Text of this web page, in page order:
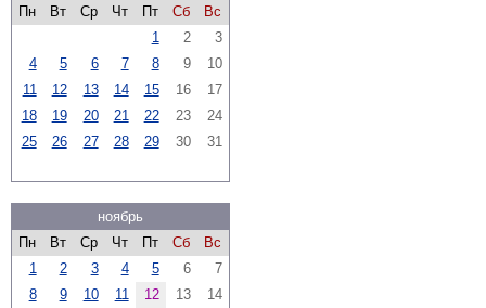
Пн
Вт Ср Чт Пт Сб
Вс
1
2
3
4
5 6 7 8 9
10
11
12 13 14 15 16
17
18
19 20 21 22 23
24
25
26 27 28 29 30 31
ноябрь
Пн
Вт Ср Чт Пт Сб
Вс
1
2 3 4 5 6
7
8
9 10 11 12 13
14